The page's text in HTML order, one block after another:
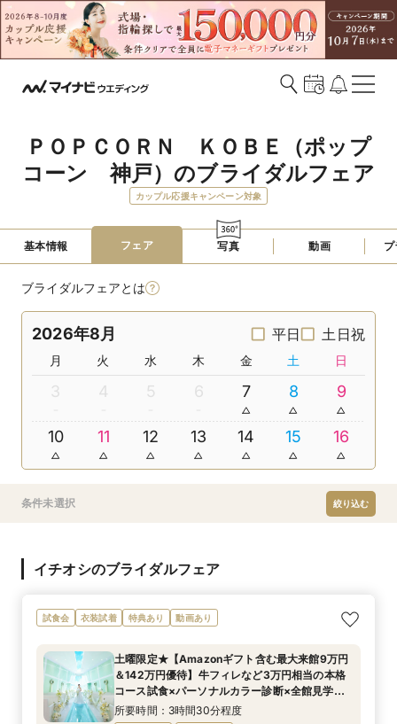
ＰＯＰＣＯＲＮ　ＫＯＢＥ（ポップ
コーン　神戸）のブライダルフェア
カップル応援キャンペーン対象
基本情報 フェア 写真 動画
ブライダルフェアとは
2026年8月 平日 土日祝
月 火 水 木 金 土 日
3 4 5 6 7 8 9
10 11 12 13 14 15 16
条件未選択 絞り込む
イチオシのブライダルフェア
試食会 衣装試着 特典あり 動画あり
土曜限定★【Amazonギフト含む最大来館9万円
＆142万円優待】牛フィレなど3万円相当の本格
コース試食×パーソナルカラー診断×全館見学・
演出体験BIGフェア
所要時間：3時間30分程度